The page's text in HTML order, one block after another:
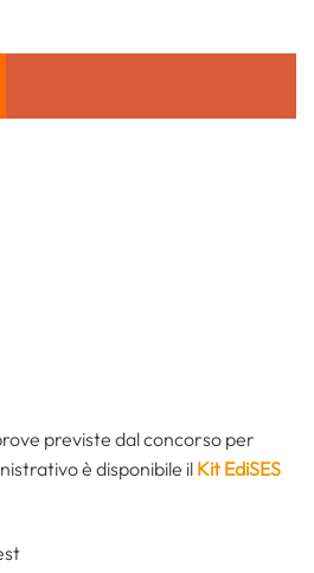
previste dal concorso per
è disponibile il Kit EdiSES